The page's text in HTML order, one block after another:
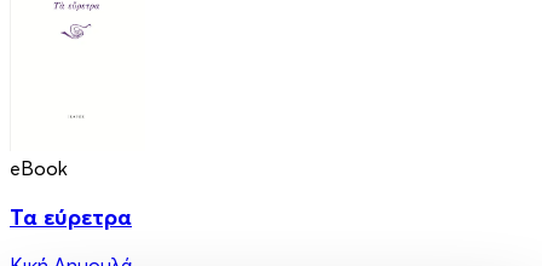
eBook
Τα εύρετρα